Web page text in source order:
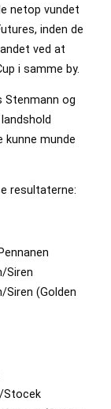
netop vundet
inden de
ved at
i samme by.
Stenmann og
kunne munde
resultaterne:
Siren
Siren (Golden
Stocek